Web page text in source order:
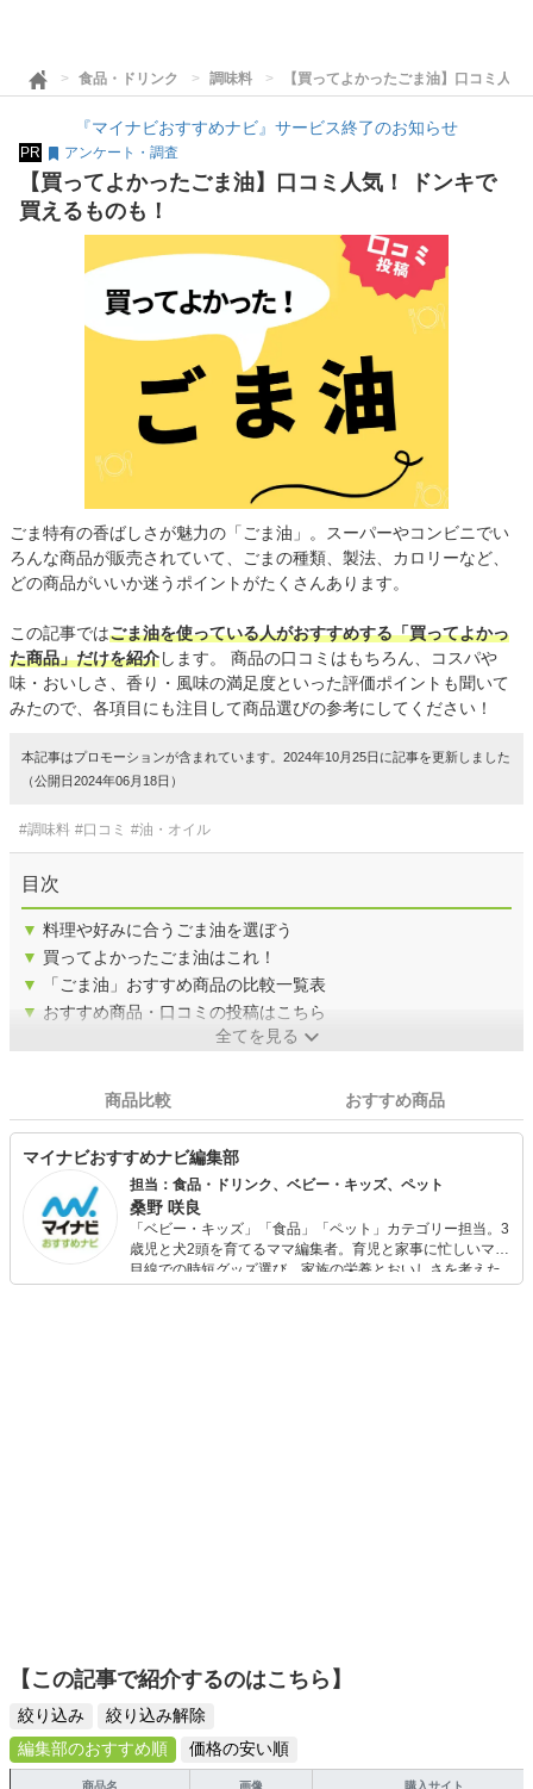
食品・ドリンク 調味料 【買ってよかったごま油】口コミ人
『マイナビおすすめナビ』サービス終了のお知らせ
PR アンケート・調査
【買ってよかったごま油】口コミ人気！ ドンキで
買えるものも！
ごま特有の香ばしさが魅力の「ごま油」。スーパーやコンビニでい
ろんな商品が販売されていて、ごまの種類、製法、カロリーなど、
どの商品がいいか迷うポイントがたくさんあります。
この記事ではごま油を使っている人がおすすめする「買ってよかっ
た商品」だけを紹介します。 商品の口コミはもちろん、コスパや
味・おいしさ、香り・風味の満足度といった評価ポイントも聞いて
みたので、各項目にも注目して商品選びの参考にしてください！
本記事はプロモーションが含まれています。2024年10月25日に記事を更新しました
（公開日2024年06月18日）
#調味料 #口コミ #油・オイル
目次
▼ 料理や好みに合うごま油を選ぼう
▼ 買ってよかったごま油はこれ！
▼
「ごま油」おすすめ商品の比較一覧表
▼ おすすめ商品・口コミの投稿はこちら
全てを見る
商品比較 おすすめ商品
マイナビおすすめナビ編集部
担当：食品・ドリンク、ベビー・キッズ、ペット
桑野 咲良
「ベビー・キッズ」「食品」「ペット」カテゴリー担当。3
歳児と犬2頭を育てるママ編集者。育児と家事に忙しいママ
目線での時短グッズ選び、家族の栄養とおいしさを考えた
食品選び、束の間のリラックスタイムを楽しむためのスイ
【この記事で紹介するのはこちら】
絞り込み
絞り込み解除
編集部のおすすめ順
価格の安い順
商品名 画像 購入サイト